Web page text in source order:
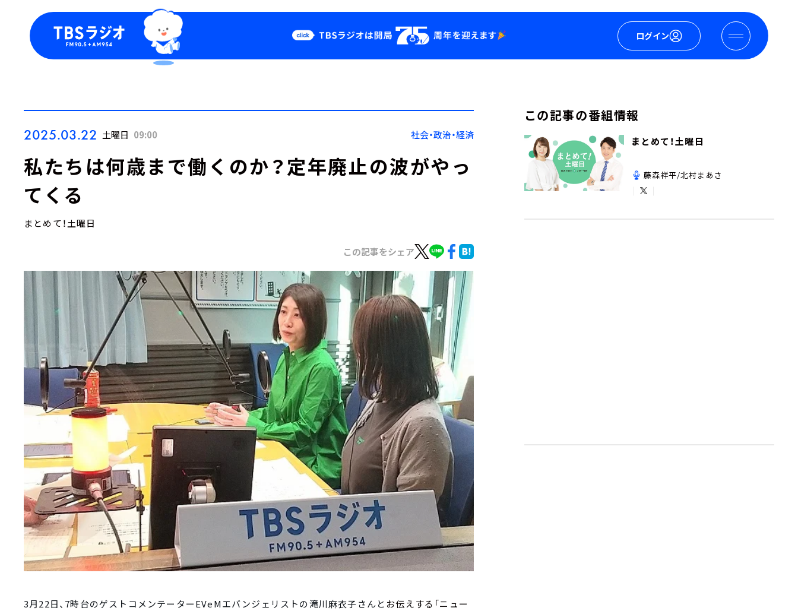
ログイン
Podcast
YouTube
会社情報
2025.03.22 土曜日 09:00 社会・政治・経済
私たちは何歳まで働くのか？定年廃止の波がやっ
てくる
まとめて！土曜日
この記事をシェア
3月22日、7時台のゲストコメンテーターEVeMエバンジェリストの滝川麻衣子さんと お伝えする「ニュー
この記事の番組情報
まとめて！土曜日
藤森祥平/北村まあさ